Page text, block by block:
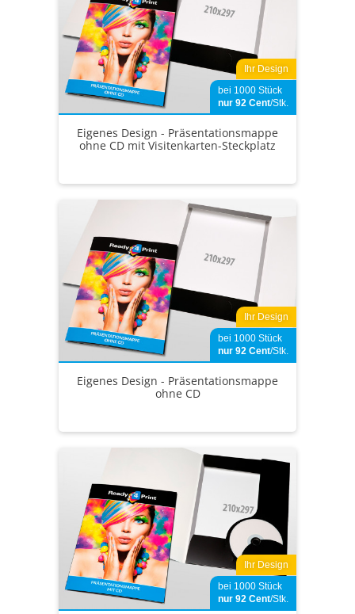
Ihr Design
bei 1000 Stück
nur 92 Cent/Stk.
Eigenes Design - Präsentationsmappe
ohne CD mit Visitenkarten-Steckplatz
Ihr Design
bei 1000 Stück
nur 92 Cent/Stk.
Eigenes Design - Präsentationsmappe
ohne CD
Ihr Design
bei 1000 Stück
nur 92 Cent/Stk.